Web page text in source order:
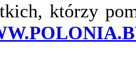
którzy